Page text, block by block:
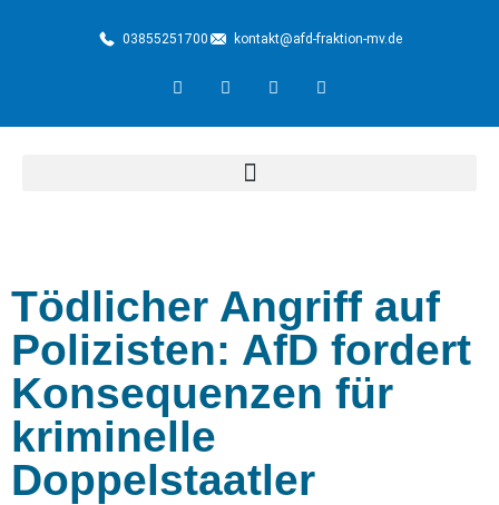
03855251700 kontakt@afd-fraktion-mv.de
Tödlicher Angriff auf
Polizisten: AfD fordert
Konsequenzen für
kriminelle
Doppelstaatler